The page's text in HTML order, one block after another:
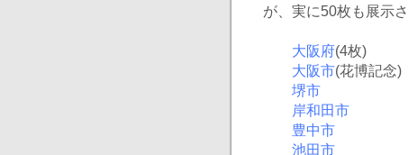
が、実に50枚も展示さ
大阪府(4枚)
大阪市(花博記念)
堺市
岸和田市
豊中市
池田市